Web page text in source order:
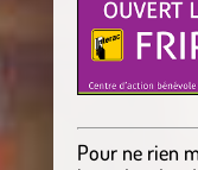
Pour ne rien